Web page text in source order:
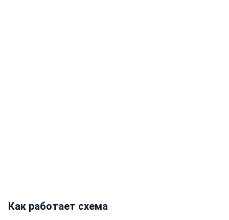
Как работает схема